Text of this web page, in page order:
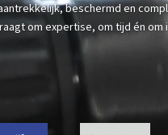
beschermd en
om expertise, om tijd én om